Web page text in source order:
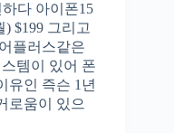
다 아이폰15
$199 그리고
플러스같은
템이 있어 폰
유인 즉슨 1년
로움이 있으